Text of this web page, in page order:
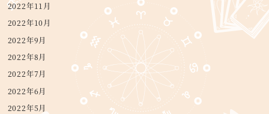
2022年11月
2022年10月
2022年9月
2022年8月
2022年7月
2022年6月
2022年5月